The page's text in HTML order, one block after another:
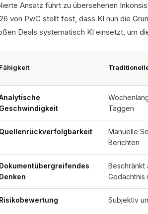
Ansatz führt zu übersehenen
von PwC stellt fest, dass KI nun die
Deals systematisch KI einsetzt, um
Fähigkeit
Geschwindigkeit
Taggen
Quellenrückverfolgbarkeit
Manuelle
Berichten
Dokumentübergreifendes
Denken
Beschränkt
Gedächtnis
Risikobewertung Subjektiv